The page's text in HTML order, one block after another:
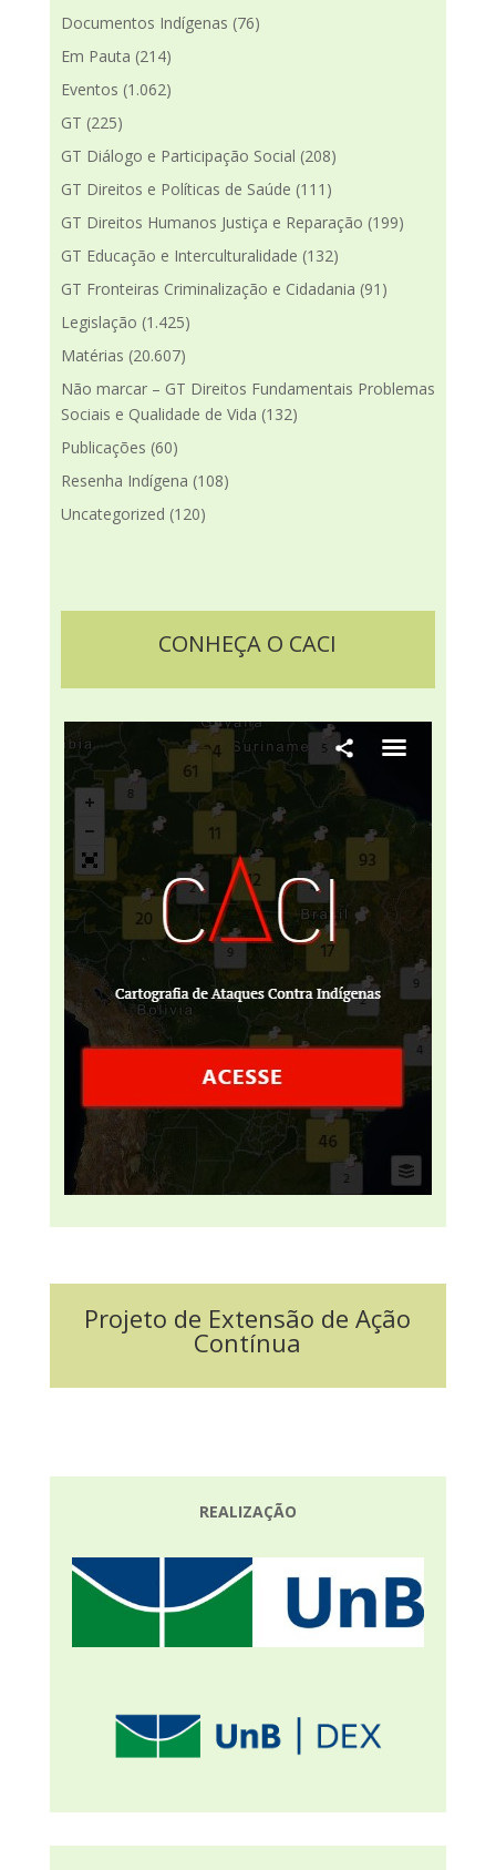
Documentos Indígenas (76)
Em Pauta (214)
Eventos (1.062)
GT (225)
GT Diálogo e Participação Social (208)
GT Direitos e Políticas de Saúde (111)
GT Direitos Humanos Justiça e Reparação (199)
GT Educação e Interculturalidade (132)
GT Fronteiras Criminalização e Cidadania (91)
Legislação (1.425)
Matérias (20.607)
Não marcar – GT Direitos Fundamentais Problemas
Sociais e Qualidade de Vida (132)
Publicações (60)
Resenha Indígena (108)
Uncategorized (120)
CONHEÇA O CACI
Projeto de Extensão de Ação
Contínua
REALIZAÇÃO